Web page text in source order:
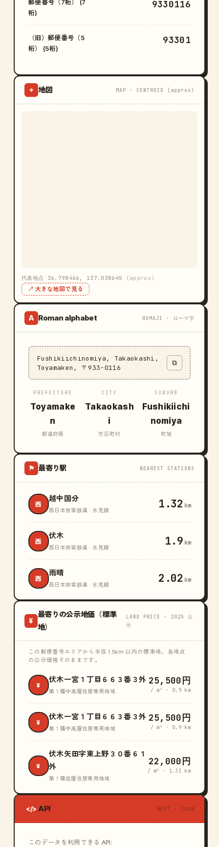
郵便番号（7桁） (7
桁)
9330116
（旧）郵便番号（5
桁） (5桁)
93301
⌖ 地図 MAP · CENTROID (approx)
代表地点 36.798466, 137.038645 (approx)
↗ 大きな地図で見る
A Roman alphabet ROMAJI · ローマ字
Fushikiichinomiya, Takaokashi,
Toyamaken, 〒933-0116
⧉
PREFECTURE
Toyamake
n
都道府県
CITY
Takaokash
i
市区町村
SUBURB
Fushikiichi
nomiya
町域
⚑ 最寄り駅 NEAREST STATIONS
西
越中国分
西日本旅客鉄道 · 氷見線 1.32 km
西
伏木
西日本旅客鉄道 · 氷見線 1.9 km
西
雨晴
西日本旅客鉄道 · 氷見線 2.02 km
¥
最寄りの公示地価（標準
地）
LAND PRICE · 2025 公
示
この郵便番号エリアから半径 1.5km 以内の標準地。各地点
の公示価格そのままです。
¥
伏木一宮１丁目６６３番３外
第１種中高層住居専用地域
25,500円
/ m² · 0.9 km
¥
伏木一宮１丁目６６３番３外
第１種中高層住居専用地域
25,500円
/ m² · 0.9 km
¥
伏木矢田字東上野３０番６１
外
第１種低層住居専用地域
22,000円
/ m² · 1.33 km
</> API REST · JSON
このデータを利用できる API: